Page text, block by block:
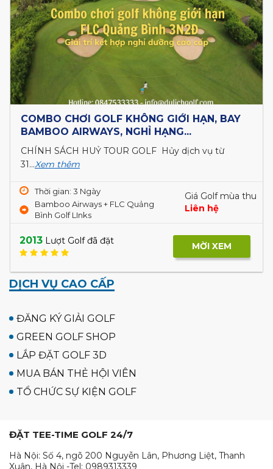
COMBO CHƠI GOLF KHÔNG GIỚI HẠN, BAY
BAMBOO AIRWAYS, NGHỈ HẠNG...
CHÍNH SÁCH HUỶ TOUR GOLF Hủy dịch vụ từ
31...Xem thêm
Thời gian: 3 Ngày
Bamboo Airways + FLC Quảng
Bình Golf LInks
Giá Golf mùa thu
Liên hệ
2013 Lượt Golf đã đặt MỜI XEM
DỊCH VỤ CAO CẤP
ĐĂNG KÝ GIẢI GOLF
GREEN GOLF SHOP
LẮP ĐẶT GOLF 3D
MUA BÁN THẺ HỘI VIÊN
TỔ CHỨC SỰ KIỆN GOLF
ĐẶT TEE-TIME GOLF 24/7
Hà Nội: Số 4, ngõ 200 Nguyễn Lân, Phương Liệt, Thanh